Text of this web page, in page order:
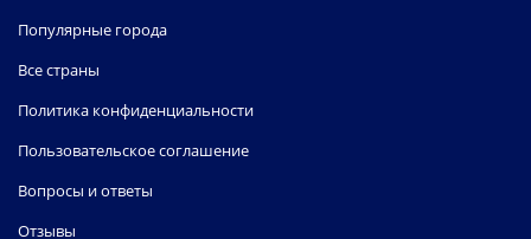
Популярные города
Все страны
Политика конфиденциальности
Пользовательское соглашение
Вопросы и ответы
Отзывы